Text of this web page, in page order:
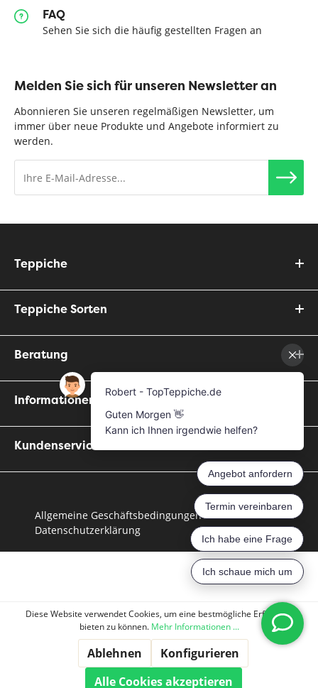
FAQ
Sehen Sie sich die häufig gestellten Fragen an
Melden Sie sich für unseren Newsletter an
Abonnieren Sie unseren regelmäßigen Newsletter, um
immer über neue Produkte und Angebote informiert zu
werden.
Teppiche
Teppiche Sorten
Beratung
Informationen
Kundenservice
Allgemeine Geschäftsbedingungen
Datenschutzerklärung
Diese Website verwendet Cookies, um eine bestmögliche Erfahrung
bieten zu können. Mehr Informationen ...
Ablehnen
Konfigurieren
Alle Cookies akzeptieren